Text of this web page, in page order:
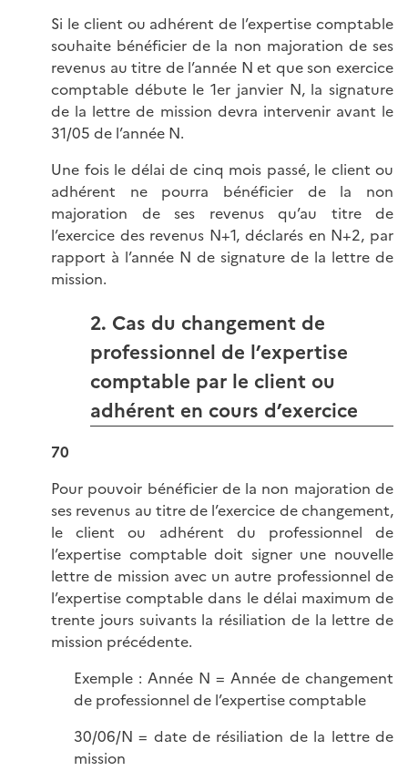
Si le client ou adhérent de l’expertise comptable
souhaite bénéficier de la non majoration de ses
revenus au titre de l’année N et que son exercice
comptable débute le 1er janvier N, la signature
de la lettre de mission devra intervenir avant le
31/05 de l’année N.
Une fois le délai de cinq mois passé, le client ou
adhérent ne pourra bénéficier de la non
majoration de ses revenus qu’au titre de
l’exercice des revenus N+1, déclarés en N+2, par
rapport à l’année N de signature de la lettre de
mission.
2. Cas du changement de
professionnel de l’expertise
comptable par le client ou
adhérent en cours d’exercice
70
Pour pouvoir bénéficier de la non majoration de
ses revenus au titre de l’exercice de changement,
le client ou adhérent du professionnel de
l’expertise comptable doit signer une nouvelle
lettre de mission avec un autre professionnel de
l’expertise comptable dans le délai maximum de
trente jours suivants la résiliation de la lettre de
mission précédente.
Exemple : Année N = Année de changement
de professionnel de l’expertise comptable
30/06/N = date de résiliation de la lettre de
mission